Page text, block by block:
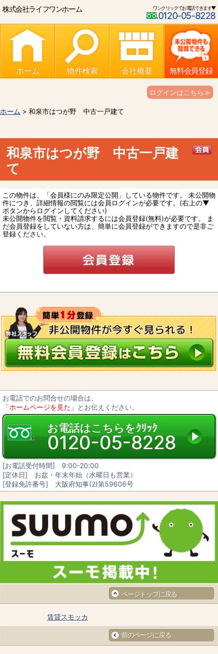
株式会社ライフワンホーム ワンクリックでお電話できます▼
0120-05-8228
ホーム 物件検索 会社概要 無料会員登録
ログインはこちら≫
ホーム > 和泉市はつが野 中古一戸建て
和泉市はつが野 中古一戸建
て
この物件は、「会員様にのみ限定公開」している物件です。 未公開物
件につき、詳細情報の閲覧には会員ログインが必要です。(右上の▼
ボタンからログインしてください)
未公開物件を閲覧・資料請求するには会員登録(無料)が必要です。 ま
だ会員登録をしていない方は、簡単に会員登録ができますので是非ご
登録ください。
お電話でのお問合せの場合は、
「ホームページを見た」 とお伝えください。
お電話はこちらをｸﾘｯｸ
0120-05-8228
[お電話受付時間] 9:00-20:00
[定休日] お盆・年末年始（水曜日も営業）
[登録免許番号] 大阪府知事(2)第59606号
ページトップに戻る
賃貸スモッカ
前のページに戻る